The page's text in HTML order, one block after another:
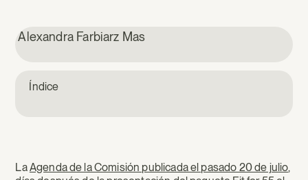
LaAgenda de la Comisión publicada el pasado 20 de julio,
Alexandra Farbiarz Mas
Índice